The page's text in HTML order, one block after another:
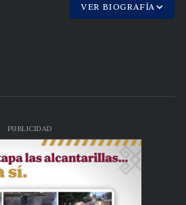
VER BIOGRAFÍA
PUBLICIDAD